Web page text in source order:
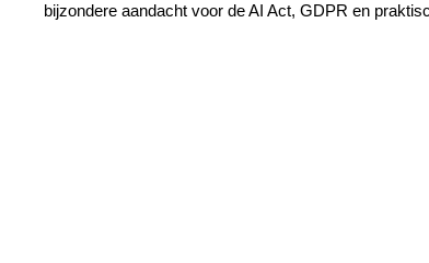
bijzondere aandacht voor de AI Act, GDPR en